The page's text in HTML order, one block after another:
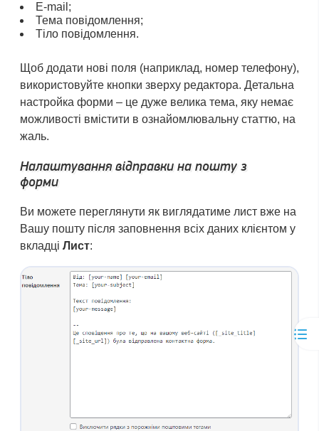
E-mail;
Тема повідомлення;
Тіло повідомлення.
Щоб додати нові поля (наприклад, номер телефону),
використовуйте кнопки зверху редактора. Детальна
настройка форми – це дуже велика тема, яку немає
можливості вмістити в ознайомлювальну статтю, на
жаль.
Налаштування відправки на пошту з
форми
Ви можете переглянути як виглядатиме лист вже на
Вашу пошту після заповнення всіх даних клієнтом у
вкладці Лист: